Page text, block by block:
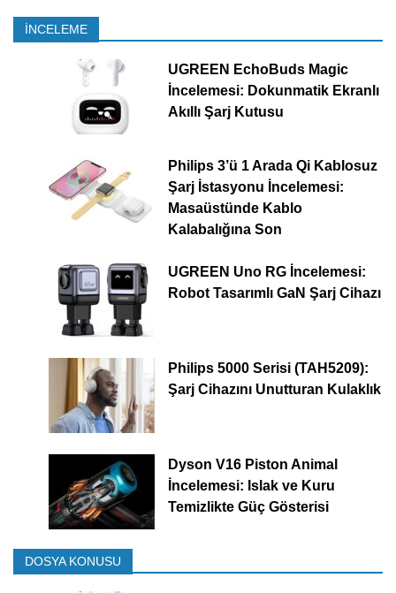
İNCELEME
UGREEN EchoBuds Magic
İncelemesi: Dokunmatik Ekranlı
Akıllı Şarj Kutusu
Philips 3’ü 1 Arada Qi Kablosuz
Şarj İstasyonu İncelemesi:
Masaüstünde Kablo
Kalabalığına Son
UGREEN Uno RG İncelemesi:
Robot Tasarımlı GaN Şarj Cihazı
Philips 5000 Serisi (TAH5209):
Şarj Cihazını Unutturan Kulaklık
Dyson V16 Piston Animal
İncelemesi: Islak ve Kuru
Temizlikte Güç Gösterisi
DOSYA KONUSU